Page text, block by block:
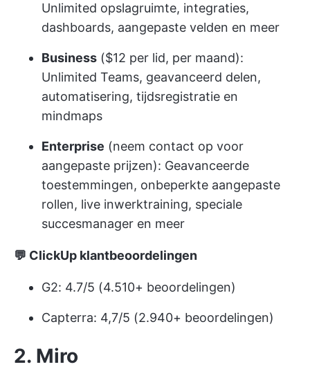
Unlimited opslagruimte, integraties,
dashboards, aangepaste velden en meer
Business ($12 per lid, per maand):
Unlimited Teams, geavanceerd delen,
automatisering, tijdsregistratie en
mindmaps
Enterprise (neem contact op voor
aangepaste prijzen): Geavanceerde
toestemmingen, onbeperkte aangepaste
rollen, live inwerktraining, speciale
succesmanager en meer
💬 ClickUp klantbeoordelingen
G2: 4.7/5 (4.510+ beoordelingen)
Capterra: 4,7/5 (2.940+ beoordelingen)
2. Miro